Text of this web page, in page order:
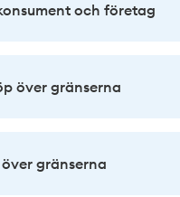
och företag
över gränserna
gränserna